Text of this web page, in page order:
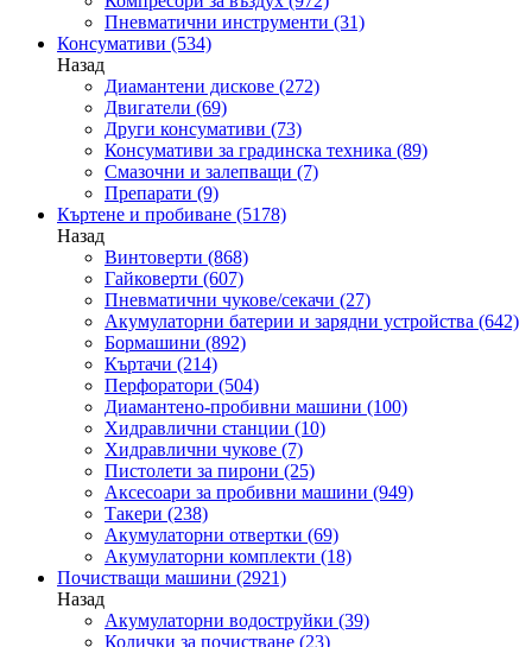
Пневматични инструменти (31)
Консумативи (534)
Назад
Диамантени дискове (272)
Двигатели (69)
Други консумативи (73)
Консумативи за градинска техника (89)
Смазочни и залепващи (7)
Препарати (9)
Къртене и пробиване (5178)
Назад
Винтоверти (868)
Гайковерти (607)
Пневматични чукове/секачи (27)
Акумулаторни батерии и зарядни устройства (642)
Бормашини (892)
Къртачи (214)
Перфоратори (504)
Диамантено-пробивни машини (100)
Хидравлични станции (10)
Хидравлични чукове (7)
Пистолети за пирони (25)
Аксесоари за пробивни машини (949)
Такери (238)
Акумулаторни отвертки (69)
Акумулаторни комплекти (18)
Почистващи машини (2921)
Назад
Акумулаторни водоструйки (39)
Колички за почистване (23)